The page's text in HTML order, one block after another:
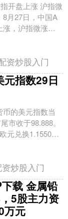
开盘上涨 沪指微
8月27日，中国A
涨，沪指微涨
，创业板指涨
资炒股入门
元指数29日
的美元指数当
市收于98.888。
元兑换1.1550美
美元....
资炒股入门
载 金属铅
5股主力资
万元